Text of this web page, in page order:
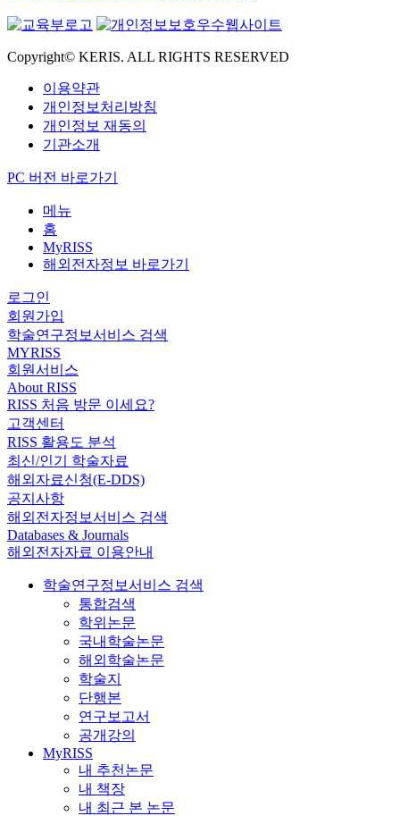
Copyright© KERIS. ALL RIGHTS RESERVED
이용약관
개인정보처리방침
개인정보 재동의
기관소개
PC 버전 바로가기
메뉴
홈
MyRISS
해외전자정보 바로가기
로그인
회원가입
학술연구정보서비스 검색
MYRISS
회원서비스
About RISS
RISS 처음 방문 이세요?
고객센터
RISS 활용도 분석
최신/인기 학술자료
해외자료신청(E-DDS)
공지사항
해외전자정보서비스 검색
Databases & Journals
해외전자자료 이용안내
학술연구정보서비스 검색
통합검색
학위논문
국내학술논문
해외학술논문
학술지
단행본
연구보고서
공개강의
MyRISS
내 추천논문
내 책장
내 최근 본 논문